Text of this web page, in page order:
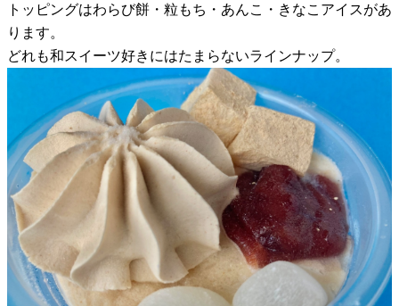
トッピングはわらび餅・粒もち・あんこ・きなこアイスがあ
ります。
どれも和スイーツ好きにはたまらないラインナップ。